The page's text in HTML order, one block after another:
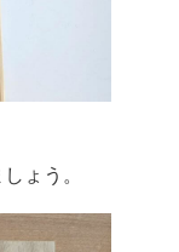
ょう。